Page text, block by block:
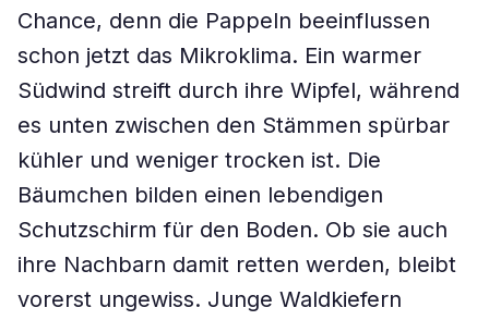
Chance, denn die Pappeln beeinflussen
schon jetzt das Mikroklima. Ein warmer
Südwind streift durch ihre Wipfel, während
es unten zwischen den Stämmen spürbar
kühler und weniger trocken ist. Die
Bäumchen bilden einen lebendigen
Schutzschirm für den Boden. Ob sie auch
ihre Nachbarn damit retten werden, bleibt
vorerst ungewiss. Junge Waldkiefern